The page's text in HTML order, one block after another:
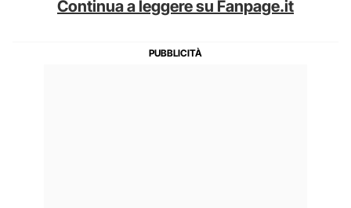
Continua a leggere su Fanpage.it